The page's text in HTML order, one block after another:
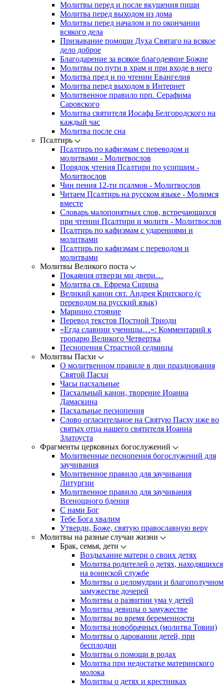
Молитвы перед и после вкушения пищи
Молитва перед выходом из дома
Молитвы перед началом и по окончании
всякого дела
Призывание помощи Духа Святаго на всякое
дело доброе
Благодарение за всякое благодеяние Божие
Молитвы по пути в храм и при входе в него
Молитва пред и по чтении Евангелия
Молитва перед выходом в Интернет
Молитвенное правило прп. Серафима
Саровского
Молитва святителя Иосафа Белгородского на
каждый час
Молитва после сна
Псалтирь
Псалтирь по кафизмам с переводом и
молитвами - Молитвослов
Порядок чтения Псалтири по усопшим -
Молитвослов
Чин пения 12-ти псалмов - Молитвослов
Читаем Псалтирь на русском языке - Молимся
вместе
Словарь малопонятных слов, встречающихся
при чтении Псалтири и молитв - Молитвослов
Псалтирь по кафизмам с ударениями и
молитвами
Псалтирь по кафизмам с переводом и
молитвами
Молитвы Великого поста
Покаяния отверзи ми двери…
Молитва св. Ефрема Сирина
Великий канон свт. Андрея Критского (с
переводом на русский язык)
Мариино стояние
Перевод текстов Постной Триоди
«Егда славнии ученицы…»: Комментарий к
тропарю Великого Четвертка
Песнопения Страстной седмицы
Молитвы Пасхи
О молитвенном правиле в дни празднования
Святой Пасхи
Часы пасхальные
Пасхальный канон, творение Иоанна
Дамаскина
Пасхальные песнопения
Слово огласительное на Святую Пасху иже во
святых отца нашего святителя Иоанна
Златоуста
Фрагменты церковных богослужений
Молитвенные песнопения богослужений для
заучивания
Молитвенное правило для заучивания
Литургии
Молитвенное правило для заучивания
Всенощного бдения
С нами Бог
Тебе Бога хвалим
Утверди, Боже, святую православную веру
Молитвы на разные случаи жизни
Брак, семья, дети
Воздыхание матери о своих детях
Молитва родителей о детях, находящихся
на воинской службе
Молитвы о целомудрии и благополучном
замужестве дочерей
Молитвы о развитии ума у детей
Молитвы девицы о замужестве
Молитвы во время беременности
Молитва новобрачных (молитва Товии)
Молитвы о даровании детей, при
бесплодии
Молитвы о помощи в родах
Молитва при недостатке материнского
молока
Молитвы о детях и крестниках